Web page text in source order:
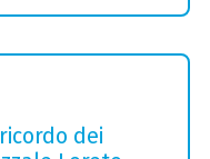
dei